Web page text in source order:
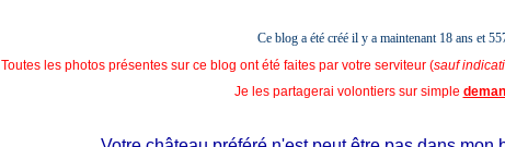
Ce blog a été créé il y a maintenant 18 ans et
Toutes les photos présentes sur ce blog ont été faites par votre serviteur (sauf
Je les partagerai volontiers sur simple